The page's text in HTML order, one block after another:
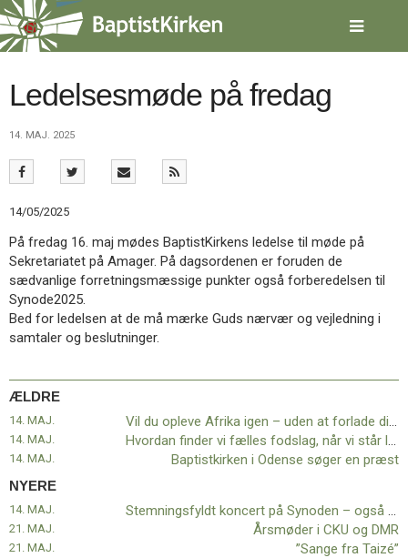
Spring
menu
over
gå
tilbage
forsiden
2.0:
Nyheder
3.0:
Kalender
4.0:
Inspiration
5.0:
Værktøjskassen
6.0:
Mission
7.0:
Om
BaptistKirken
9.0:
Forside
10.0:
Nyheder
11.0:
Kalender
12.0:
Inspiration
13.0:
Værktøjskassen
15.0:
Om
BaptistKirken
16.0:
Kontakt
Ledelsesmøde på fredag
14. MAJ. 2025
14/05/2025
På fredag 16. maj mødes BaptistKirkens ledelse til møde på
Sekretariatet på Amager. På dagsordenen er foruden de
sædvanlige forretningsmæssige punkter også forberedelsen til
Synode2025.
Bed for ledelsen at de må mærke Guds nærvær og vejledning i
samtaler og beslutninger.
ÆLDRE
14. MAJ. Vil du opleve Afrika igen – uden at forlade din stue?
14. MAJ. Hvordan finder vi fælles fodslag, når vi står langt fra hinanden?
14. MAJ. Baptistkirken i Odense søger en præst
NYERE
Stemningsfyldt koncert på Synoden – også for dem, der ikke deltager i synoden
14. MAJ.
Årsmøder i CKU og DMR
21. MAJ.
”Sange fra Taizé”
21. MAJ.